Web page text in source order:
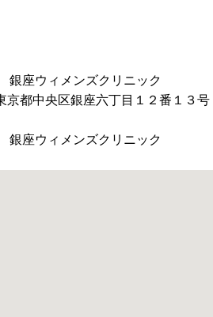
銀座ウィメンズクリニック
京都中央区銀座六丁目１２番１３
銀座ウィメンズクリニック